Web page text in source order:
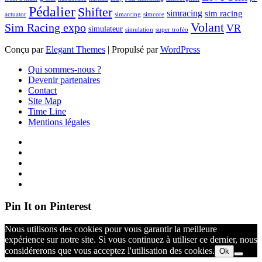
actuator Pédalier Shifter simarcing simcore simracing sim racing
Sim Racing expo simulateur simulation super troféo Volant VR
Conçu parElegant Themes | Propulsé parWordPress
Qui sommes-nous ?
Devenir partenaires
Contact
Site Map
Time Line
Mentions légales
Pin It on Pinterest
Nous utilisons des cookies pour vous garantir la meilleure
expérience sur notre site. Si vous continuez à utiliser ce dernier, nous
considérerons que vous acceptez l'utilisation des cookies. Ok